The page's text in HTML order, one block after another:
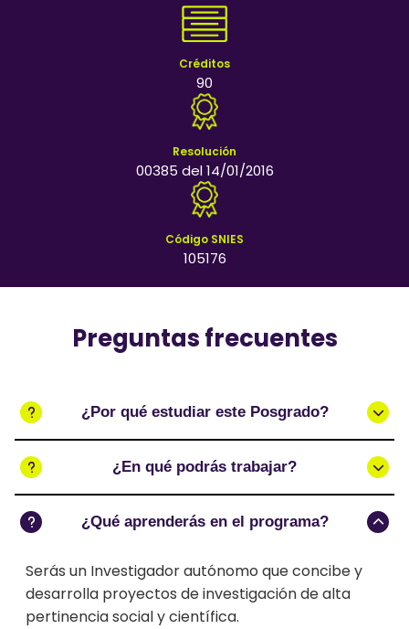
Créditos
90
Resolución
00385 del 14/01/2016
Código SNIES
105176
Preguntas frecuentes
¿Por qué estudiar este Posgrado?
¿En qué podrás trabajar?
¿Qué aprenderás en el programa?
Serás un Investigador autónomo que concibe y
desarrolla proyectos de investigación de alta
pertinencia social y científica.